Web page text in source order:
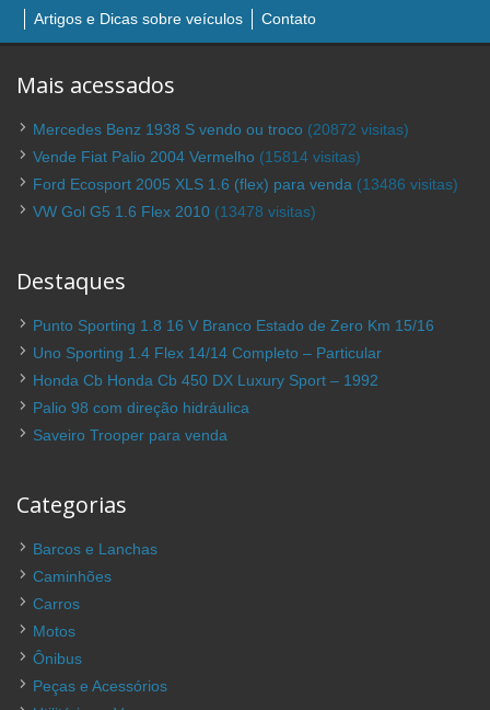
Artigos e Dicas sobre veículos Contato
Mais acessados
Mercedes Benz 1938 S vendo ou troco (20872 visitas)
Vende Fiat Palio 2004 Vermelho (15814 visitas)
Ford Ecosport 2005 XLS 1.6 (flex) para venda (13486 visitas)
VW Gol G5 1.6 Flex 2010 (13478 visitas)
Destaques
Punto Sporting 1.8 16 V Branco Estado de Zero Km 15/16
Uno Sporting 1.4 Flex 14/14 Completo – Particular
Honda Cb Honda Cb 450 DX Luxury Sport – 1992
Palio 98 com direção hidráulica
Saveiro Trooper para venda
Categorias
Barcos e Lanchas
Caminhões
Carros
Motos
Ônibus
Peças e Acessórios